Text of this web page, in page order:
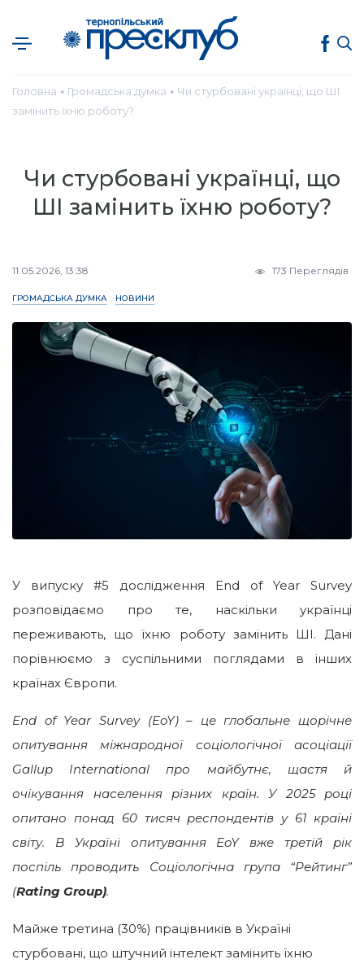
Головна ● Громадська думка ● Чи стурбовані українці, що ШІ
замінить їхню роботу?
Чи стурбовані українці, що
ШІ замінить їхню роботу?
11.05.2026, 13:38 173 Переглядів
ГРОМАДСЬКА ДУМКА НОВИНИ
У випуску #5 дослідження End of Year Survey
розповідаємо про те, наскільки українці
переживають, що їхню роботу замінить ШІ. Дані
порівнюємо з суспільними поглядами в інших
країнах Європи.
End of Year Survey (EoY) – це глобальне щорічне
опитування міжнародної соціологічної асоціації
Gallup International про майбутнє, щастя й
очікування населення різних країн. У 2025 році
опитано понад 60 тисяч респондентів у 61 країні
світу. В Україні опитування EoY вже третій рік
поспіль проводить Соціологічна група “Рейтинг”
(Rating Group).
Майже третина (30%) працівників в Україні
стурбовані, що штучний інтелект замінить їхню